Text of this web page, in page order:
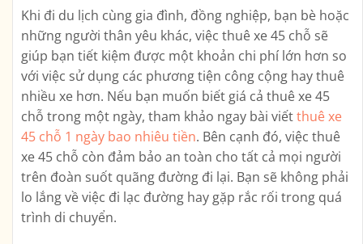
Khi đi du lịch cùng gia đình, đồng nghiệp, bạn bè hoặc
những người thân yêu khác, việc thuê xe 45 chỗ sẽ
giúp bạn tiết kiệm được một khoản chi phí lớn hơn so
với việc sử dụng các phương tiện công cộng hay thuê
nhiều xe hơn. Nếu bạn muốn biết giá cả thuê xe 45
chỗ trong một ngày, tham khảo ngay bài viếtthuê xe
45 chỗ 1 ngày bao nhiêu tiền. Bên cạnh đó, việc thuê
xe 45 chỗ còn đảm bảo an toàn cho tất cả mọi người
trên đoàn suốt quãng đường đi lại. Bạn sẽ không phải
lo lắng về việc đi lạc đường hay gặp rắc rối trong quá
trình di chuyển.